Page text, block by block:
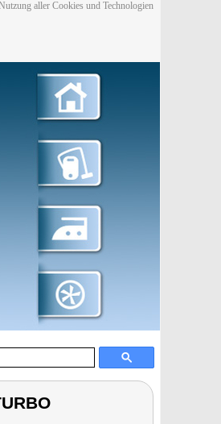
aller Cookies und Technologien